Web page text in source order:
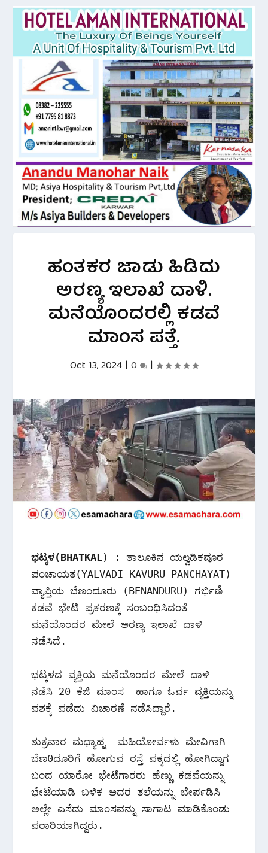
ಹಂತಕರ ಜಾಡು ಹಿಡಿದು
ಅರಣ್ಯ ಇಲಾಖೆ ದಾಳಿ.
ಮನೆಯೊಂದರಲ್ಲಿ ಕಡವೆ
ಮಾಂಸ ಪತ್ತೆ.
Oct 13, 2024 | 0 |
ಭಟ್ಕಳ(BHATKAL) : ತಾಲೂಕಿನ ಯಲ್ವಡಿಕವೂರ
ಪಂಚಾಯತ(YALVADI KAVURU PANCHAYAT)
ವ್ಯಾಪ್ತಿಯ ಬೆಣಂದೂರು (BENANDURU) ಗರ್ಭಿಣಿ
ಕಡವೆ ಭೇಟಿ ಪ್ರಕರಣಕ್ಕೆ ಸಂಬಂಧಿಸಿದಂತೆ
ಮನೆಯೊಂದರ ಮೇಲೆ ಅರಣ್ಯ ಇಲಾಖೆ ದಾಳಿ
ನಡೆಸಿದೆ.
ಭಟ್ಕಳದ ವ್ಯಕ್ತಿಯ ಮನೆಯೊಂದರ ಮೇಲೆ ದಾಳಿ
ನಡೆಸಿ 20 ಕೆಜಿ ಮಾಂಸ  ಹಾಗೂ ಓರ್ವ ವ್ಯಕ್ತಿಯನ್ನು
ವಶಕ್ಕೆ ಪಡೆದು ವಿಚಾರಣೆ ನಡೆಸಿದ್ದಾರೆ.
ಶುಕ್ರವಾರ ಮಧ್ಯಾಹ್ನ  ಮಹಿಯೋರ್ವಳು ಮೇವಿಗಾಗಿ
ಬೆಣ0ದೂರಿಗೆ ಹೋಗುವ ರಸ್ತೆ ಪಕ್ಕದಲ್ಲಿ ಹೋಗಿದ್ದಾಗ
ಬಂದ ಯಾರೋ ಭೇಟೆಗಾರರು ಹೆಣ್ಣು ಕಡವೆಯನ್ನು
ಭೇಟೆಯಾಡಿ ಬಳಿಕ ಅದರ ತಲೆಯನ್ನು ಬೇರ್ಪಡಿಸಿ
ಅಲ್ಲೇ ಎಸೆದು ಮಾಂಸವನ್ನು ಸಾಗಾಟ ಮಾಡಿಕೊಂಡು
ಪರಾರಿಯಾಗಿದ್ದರು.